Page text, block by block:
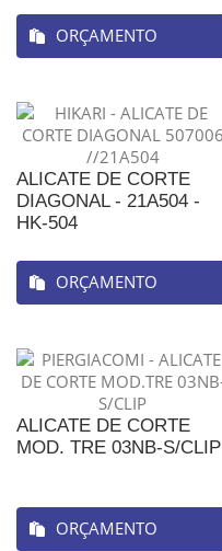
ORÇAMENTO
ALICATE DE CORTE
DIAGONAL - 21A504 -
HK-504
ORÇAMENTO
ALICATE DE CORTE
MOD. TRE 03NB-S/CLIP
ORÇAMENTO